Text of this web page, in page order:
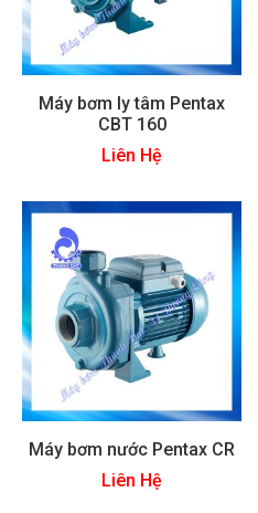
Máy bơm ly tâm Pentax
CBT 160
Liên Hệ
Máy bơm nước Pentax CR
Liên Hệ